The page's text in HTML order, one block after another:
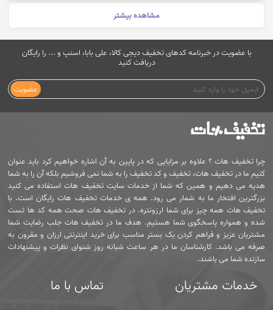
مشاهده بیشتر
با عضویت در خبرنامه کدهای تخفیف دیجی کالا، علی بابا، اسنپ و ... را رایگان
دریافت کنید
عضویت
چرا تخفیف هات ؟ علاوه بر مزایایی که در پایین به آن اشاره خواهیم کرد باید عنوان
کنیم ما در تخفیف هات، تخفیف و کد تخفیف را به شما نمی فروشیم بلکه آن را به شما
هدیه می دهیم و همین که شما از خدمات سایت تخفیف هات استفاده می کنید
بزرگترین افتخار ما به شمار می رود. همه ی خدمات تخفیف هات رایگان است. با
تخفیف هات همه چیز برای شما ارزونتره. در تخفیف هات صحت همه کد ها تست
شده و همواره پاسخگوی شما هستیم. هدف ما در تخفیف هات جلب رضایت شما
مشتریان عزیز و فراهم کردن یک بستر مناسب برای خرید اینترنتی ارزان و مقرون به
صرفه می باشد. کارشناسان ما در هر ساعت شبانه روز شنوای نظرات و پیشنهادات
سازنده شما می باشند.
خدمات مشتریان تماس با ما